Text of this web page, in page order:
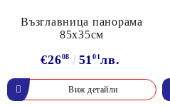
Възглавница панорама
85х35см
€2608 5101лв.
Виж детайли